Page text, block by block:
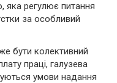
яка регулює питання
за особливий
бути колективний
праці, галузева
умови надання